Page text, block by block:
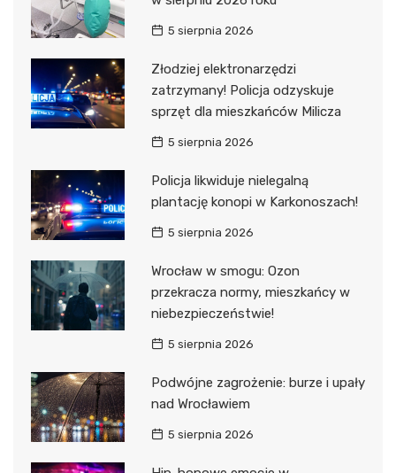
5 sierpnia 2026
Złodziej elektronarzędzi
zatrzymany! Policja odzyskuje
sprzęt dla mieszkańców Milicza
5 sierpnia 2026
Policja likwiduje nielegalną
plantację konopi w Karkonoszach!
5 sierpnia 2026
Wrocław w smogu: Ozon
przekracza normy, mieszkańcy w
niebezpieczeństwie!
5 sierpnia 2026
Podwójne zagrożenie: burze i upały
nad Wrocławiem
5 sierpnia 2026